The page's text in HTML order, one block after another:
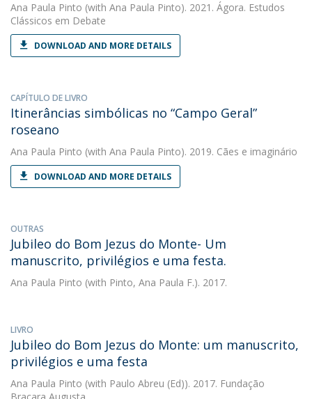
Ana Paula Pinto (with Ana Paula Pinto). 2021. Ágora. Estudos
Clássicos em Debate
DOWNLOAD AND MORE DETAILS
CAPÍTULO DE LIVRO
Itinerâncias simbólicas no “Campo Geral”
roseano
Ana Paula Pinto (with Ana Paula Pinto). 2019. Cães e imaginário
DOWNLOAD AND MORE DETAILS
OUTRAS
Jubileo do Bom Jezus do Monte- Um
manuscrito, privilégios e uma festa.
Ana Paula Pinto (with Pinto, Ana Paula F.). 2017.
LIVRO
Jubileo do Bom Jezus do Monte: um manuscrito,
privilégios e uma festa
Ana Paula Pinto (with Paulo Abreu (Ed)). 2017. Fundação